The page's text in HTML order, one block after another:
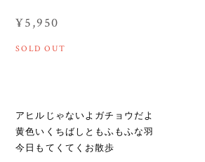
¥5,950
SOLD OUT
アヒルじゃないよガチョウだよ
黄色いくちばしともふもふな羽
今日もてくてくお散歩